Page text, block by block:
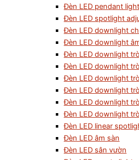
Đèn LED pendant
Đèn LED spotlight
Đèn LED downlight
Đèn LED downlight
Đèn LED downlight
Đèn LED downlight
Đèn LED downlight
Đèn LED downlight
Đèn LED downlight
Đèn LED downlight
Đèn LED linear
Đèn LED âm sàn
Đèn LED sân vườn